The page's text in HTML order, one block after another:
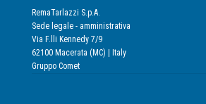
RemaTarlazzi S.p.A.
Sede legale - amministrativa
Via F.lli Kennedy 7/9
62100 Macerata (MC) | Italy
Gruppo Comet